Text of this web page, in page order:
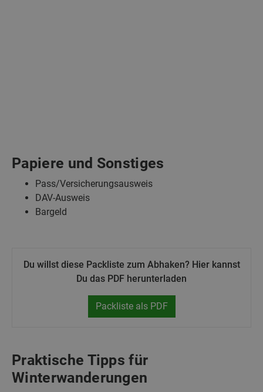
Papiere und Sonstiges
Pass/Versicherungsausweis
DAV-Ausweis
Bargeld
Du willst diese Packliste zum Abhaken? Hier kannst
Du das PDF herunterladen
Packliste als PDF
Praktische Tipps für
Winterwanderungen